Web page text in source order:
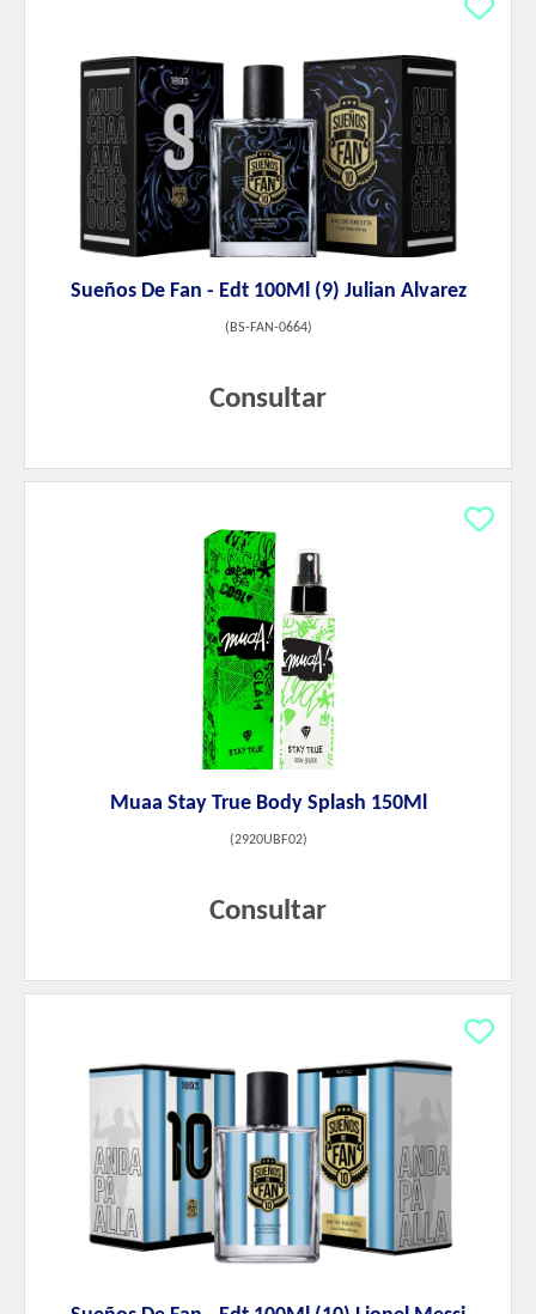
Sueños De Fan - Edt 100Ml (9) Julian Alvarez
( BS-FAN-0664)
Consultar
Muaa Stay True Body Splash 150Ml
(2920UBF02)
Consultar